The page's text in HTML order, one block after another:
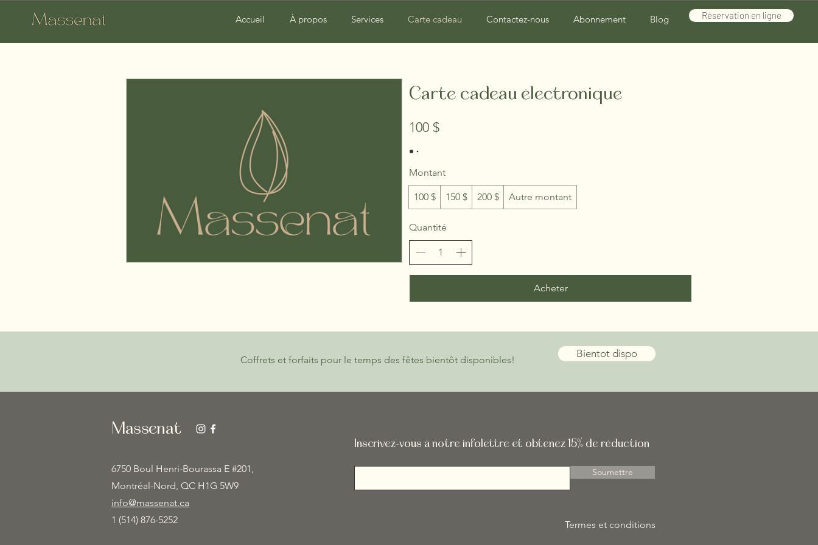
Accueil À propos Services Carte cadeau Contactez-nous Abonnement Blog Réservation en ligne
Carte cadeau électronique
100 $
Montant
100 $ 150 $ 200 $ Autre montant
Quantité
Acheter
Coffrets et forfaits pour le temps des fêtes bientôt disponibles!
Bientot dispo
Massenat
Inscrivez-vous à notre infolettre et obtenez 15% de réduction
6750 Boul Henri-Bourassa E #201,
Montréal-Nord, QC H1G 5W9
info@massenat.ca
1 (514) 876-5252
Soumettre
Termes et conditions